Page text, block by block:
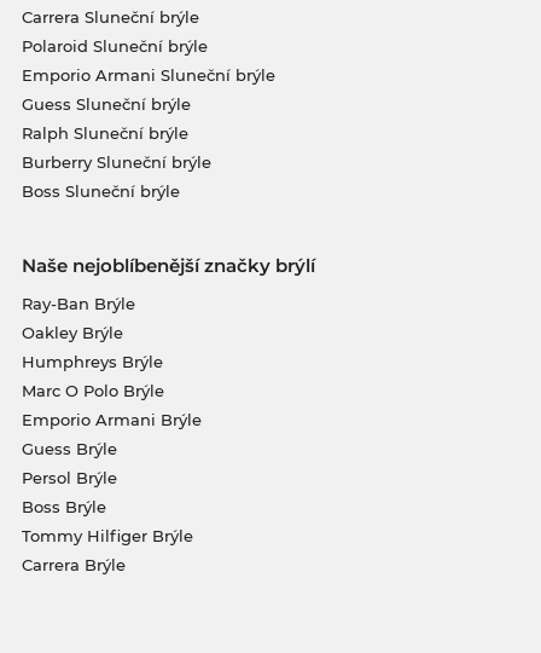
Carrera Sluneční brýle
Polaroid Sluneční brýle
Emporio Armani Sluneční brýle
Guess Sluneční brýle
Ralph Sluneční brýle
Burberry Sluneční brýle
Boss Sluneční brýle
Naše nejoblíbenější značky brýlí
Ray-Ban Brýle
Oakley Brýle
Humphreys Brýle
Marc O Polo Brýle
Emporio Armani Brýle
Guess Brýle
Persol Brýle
Boss Brýle
Tommy Hilfiger Brýle
Carrera Brýle